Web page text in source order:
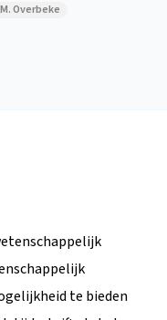
Overbeke
te bieden